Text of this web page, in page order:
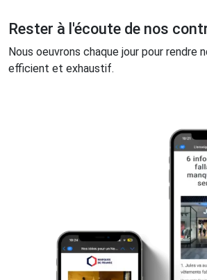
Rester à l'écoute de nos
Nous oeuvrons chaque jour pour rendre
efficient et exhaustif.